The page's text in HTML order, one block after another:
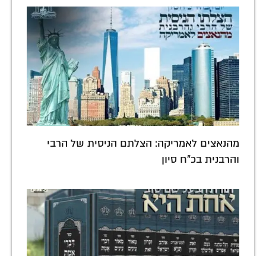
מהנאצים לאמריקה: הצלתם הניסית של הרבי
והרבנית בכ"ח סיון